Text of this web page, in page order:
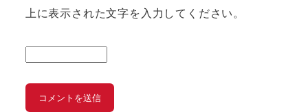
上に表示された文字を入力してください。